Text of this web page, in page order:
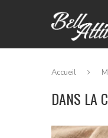
Accueil
DANS LA